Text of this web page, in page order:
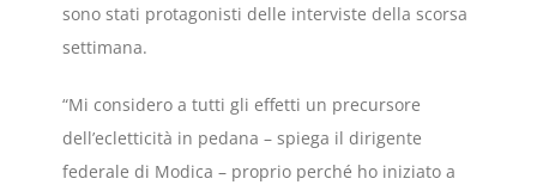
sono stati protagonisti delle interviste della scorsa
settimana.
“Mi considero a tutti gli effetti un precursore
dell’ecletticità in pedana – spiega il dirigente
federale di Modica – proprio perché ho iniziato a